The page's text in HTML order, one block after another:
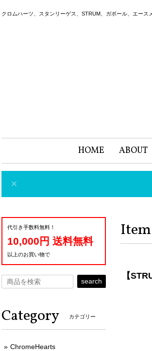
クロムハーツ、スタンリーゲス、STRUM、ガボール、エー
HOME ABOUT
Item
【
代引き手数料無料！
10,000円 送料無料
以上のお買い物で
search
Category カテゴリー
ChromeHearts